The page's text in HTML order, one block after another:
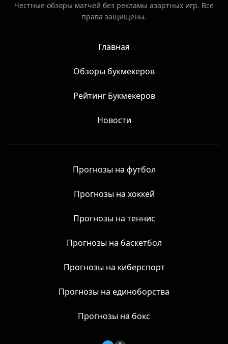
Честные обзоры матчей без рекламы азартных игр. Все
права защищены.
Главная
Обзоры букмекеров
Рейтинг Букмекеров
Новости
Прогнозы на футбол
Прогнозы на хоккей
Прогнозы на теннис
Прогнозы на баскетбол
Прогнозы на киберспорт
Прогнозы на единоборства
Прогнозы на бокс